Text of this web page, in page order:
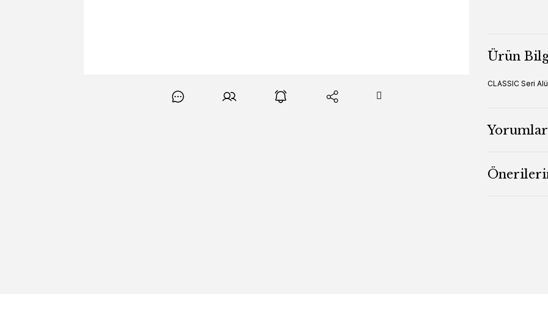
Ürün
CLASSIC Seri
Yorumlar